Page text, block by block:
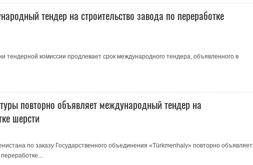
тендер на строительство завода по переработке
тендерной комиссии продлевает срок международного тендера, объявленного в
повторно объявляет международный тендер на
шерсти
по заказу Государственного объединения «Türkmenhaly» повторно объявляет